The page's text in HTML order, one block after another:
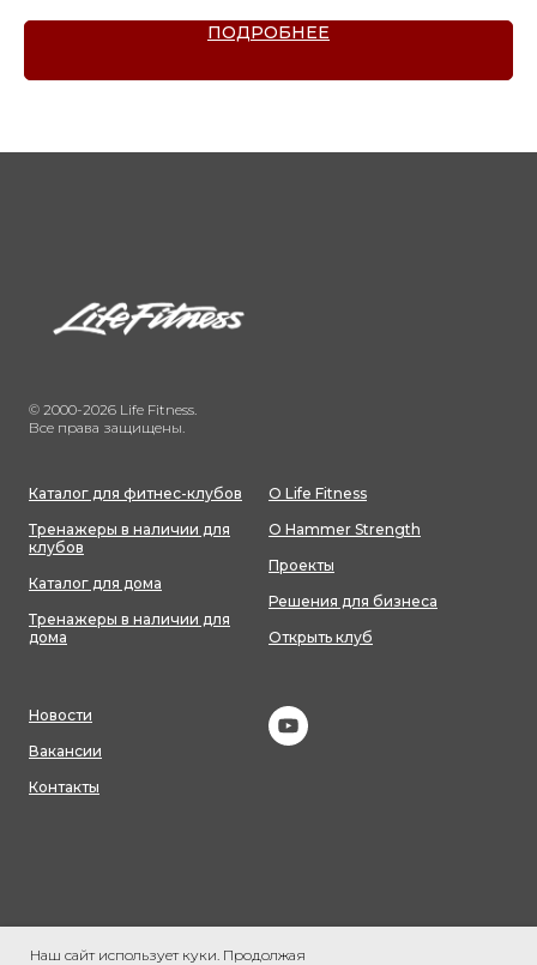
ПОДРОБНЕЕ
Наш сайт использует куки. Продолжая
© 2000-2026 Life Fitness.
Все права защищены.
Каталог для фитнес-клубов
Тренажеры в наличии для
клубов
Каталог для дома
Тренажеры в наличии для
дома
О Life Fitness
О Hammer Strength
Проекты
Решения для бизнеса
Открыть клуб
Новости
Вакансии
Контакты